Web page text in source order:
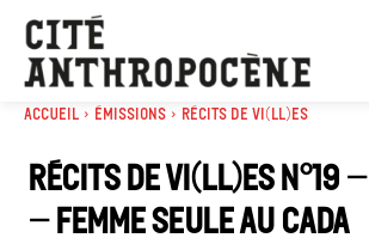
Accueil Émissions Récits de Vi(ll)es
Récits de Vi(ll)es n°19
– Femme seule au CADA